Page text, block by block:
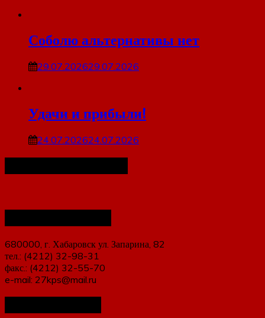
Соболю альтернативы нет
29.07.202629.07.2026
Удачи и прибыли!
24.07.202624.07.2026
680000, г. Хабаровск ул. Запарина, 82
тел.: (4212) 32-98-31
факс.: (4212) 32-55-70
e-mail: 27kps@mail.ru